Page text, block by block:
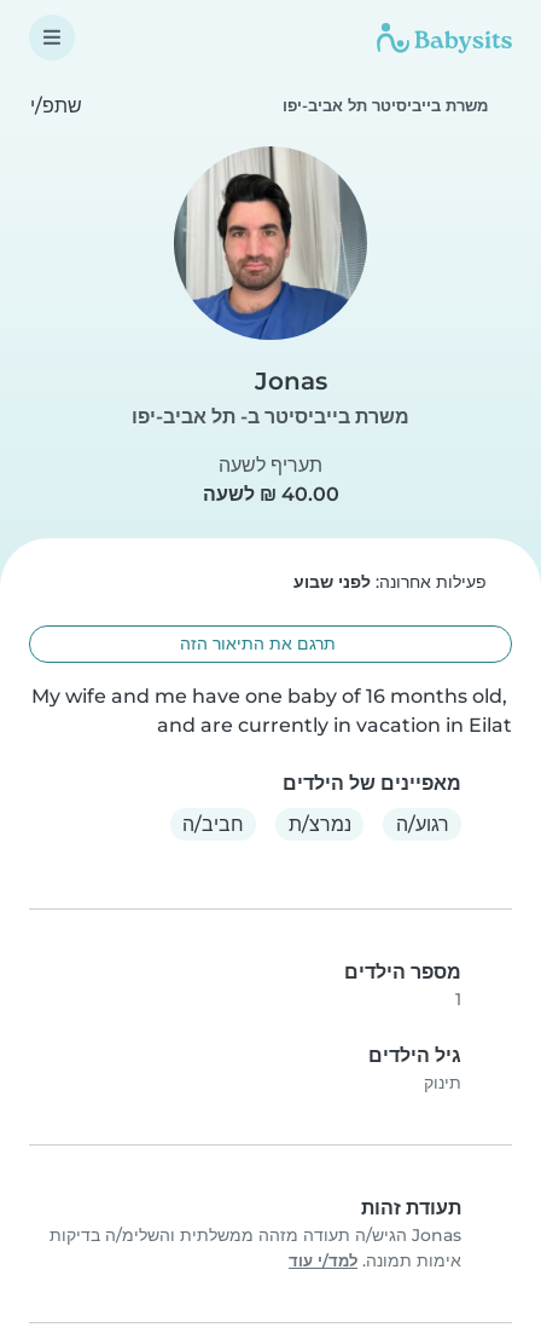
משרת בייביסיטר תל אביב-יפו שתפ/י
Jonas
משרת בייביסיטר ב- תל אביב-יפו
תעריף לשעה
פעילות אחרונה:לפני שבוע
תרגם את התיאור הזה
My wife and me have one baby of 16 months old,
and are currently in vacation in Eilat
מאפיינים של הילדים
רגוע/ה
נמרצ/ת חביב/ה
מספר הילדים
1
גיל הילדים
תינוק
תעודת זהות
Jonas הגיש/ה תעודה מזהה ממשלתית והשלימ/ה בדיקות
אימות תמונה. למד/י עוד